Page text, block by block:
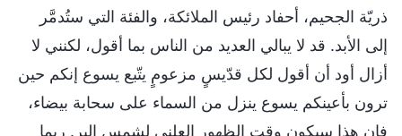
ذريّة الجحيم، أحفاد رئيس الملائكة، والفئة التي ستُدمَّر
إلى الأبد. قد لا يبالي العديد من الناس بما أقول، لكنني لا
أزال أود أن أقول لكل قدّيسٍ مزعومٍ يتّبع يسوع إنكم حين
ترون بأعينكم يسوع ينزل من السماء على سحابة بيضاء،
فإن هذا سيكون وقت الظهور العلني لشمس البر. ربما